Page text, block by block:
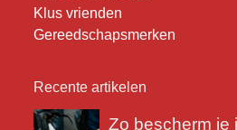
Klus vrienden
Gereedschapsmerken
Recente artikelen
Zo bescherm je